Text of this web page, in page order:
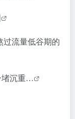
过流量低谷期的
堵沉重…